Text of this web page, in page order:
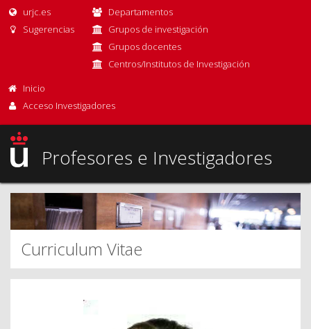
urjc.es
Sugerencias
Departamentos
Grupos de investigación
Grupos docentes
Centros/Institutos de Investigación
Inicio
Acceso Investigadores
Profesores e Investigadores
Curriculum Vitae